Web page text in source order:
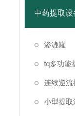
中药提取设
渗漉罐
tq多功能
连续逆流
小型提取